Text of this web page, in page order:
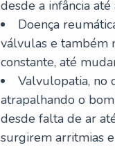
desde a infância
Doença
válvulas e também
constante, até
Valvulopatia, no
atrapalhando o
desde falta de ar
surgirem arritmias